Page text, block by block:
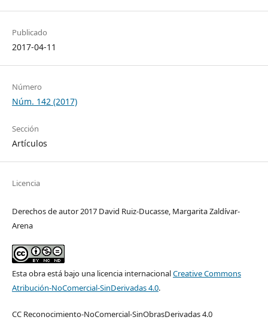
Publicado
2017-04-11
Número
Núm. 142 (2017)
Sección
Artículos
Licencia
Derechos de autor 2017 David Ruiz-Ducasse, Margarita Zaldívar-
Arena
Esta obra está bajo una licencia internacionalCreative Commons
Atribución-NoComercial-SinDerivadas 4.0.
CC Reconocimiento-NoComercial-SinObrasDerivadas 4.0